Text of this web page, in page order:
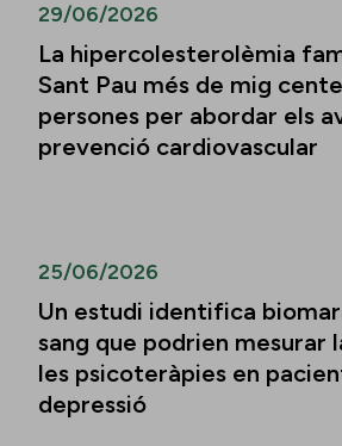
29/06/2026
La hipercolesterolèmia
Sant Pau més de mig
persones per abordar els
prevenció cardiovascular
25/06/2026
Un estudi identifica
sang que podrien mesurar
les psicoteràpies en
depressió